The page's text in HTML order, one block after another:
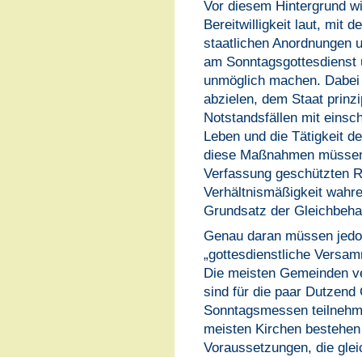
Vor diesem Hintergrund
Bereitwilligkeit laut, mit
staatlichen Anordnungen
am Sonntagsgottesdienst
unmöglich machen.
abzielen, dem Staat
Notstandsfällen mit
Leben und die Tätigkeit
diese Maßnahmen
Verfassung geschützten
Verhältnismäßigkeit
Grundsatz der
Genau daran müssen
„gottesdienstliche
Die meisten Gemeinden
sind für die paar Dutzend
Sonntagsmessen
meisten Kirchen
Voraussetzungen, die